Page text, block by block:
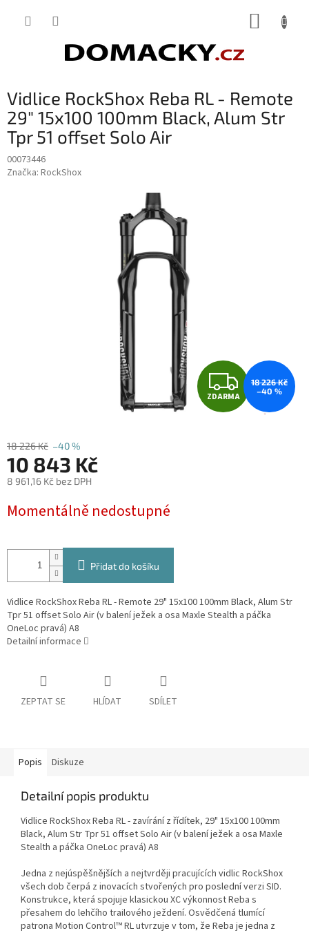
Vidlice RockShox Reba RL - Remote
29" 15x100 100mm Black, Alum Str
Tpr 51 offset Solo Air
00073446
Značka: RockShox
Z
D
ZDARMA
18 226 Kč
–40 %
18 226 Kč –40 %
10 843 Kč
8 961,16 Kč bez DPH
cena:
Momentálně nedostupné
Přidat do košíku
Vidlice RockShox Reba RL - Remote 29" 15x100 100mm Black, Alum Str
Tpr 51 offset Solo Air (v balení ježek a osa Maxle Stealth a páčka
OneLoc pravá) A8
Detailní informace
ZEPTAT SE HLÍDAT SDÍLET
Popis Diskuze
Detailní popis produktu
Vidlice RockShox Reba RL - zavírání z řídítek, 29" 15x100 100mm
Black, Alum Str Tpr 51 offset Solo Air (v balení ježek a osa Maxle
Stealth a páčka OneLoc pravá) A8
Jedna z nejúspěšnějších a nejtvrději pracujících vidlic RockShox
všech dob čerpá z inovacích stvořených pro poslední verzi SID.
Konstrukce, která spojuje klasickou XC výkonnost Reba s
přesahem do lehčího trailového ježdení. Osvědčená tlumící
patrona Motion Control™ RL utvrzuje v tom, že Reba je jedna z